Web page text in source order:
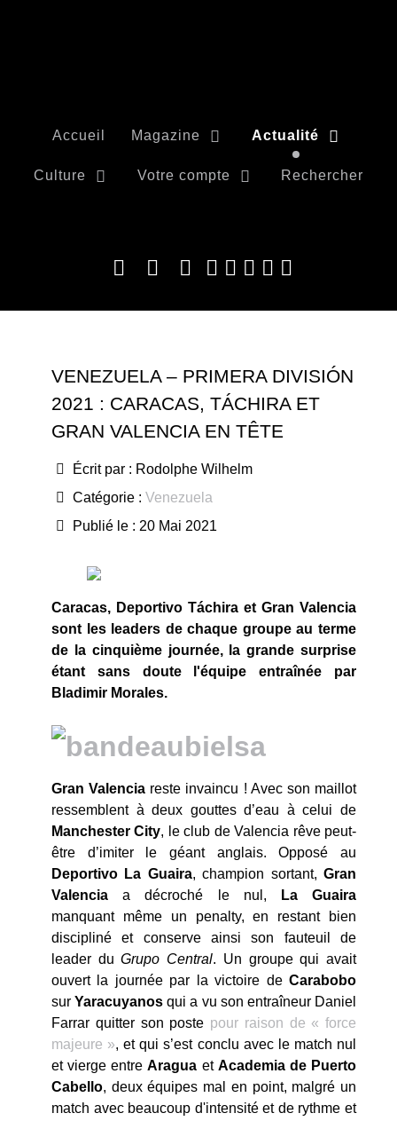
Accueil Magazine Actualité
Culture Votre compte Rechercher
VENEZUELA – PRIMERA DIVISIÓN
2021 : CARACAS, TÁCHIRA ET
GRAN VALENCIA EN TÊTE
Écrit par : Rodolphe Wilhelm
Catégorie : Venezuela
Publié le : 20 Mai 2021
Caracas, Deportivo Táchira et Gran Valencia
sont les leaders de chaque groupe au terme
de la cinquième journée, la grande surprise
étant sans doute l'équipe entraînée par
Bladimir Morales.
Gran Valencia reste invaincu ! Avec son maillot
ressemblent à deux gouttes d’eau à celui de
Manchester City, le club de Valencia rêve peut-
être d’imiter le géant anglais. Opposé au
Deportivo La Guaira, champion sortant,Gran
Valencia a décroché le nul,
La Guaira
manquant même un penalty, en restant bien
discipliné et conserve ainsi son fauteuil de
leader duGrupo Central. Un groupe qui avait
ouvert la journée par la victoire de Carabobo
surYaracuyanos qui a vu son entraîneur Daniel
Farrar quitter son poste pour raison de « force
majeure », et qui s’est conclu avec le match nul
et vierge entreAragua et Academia de Puerto
Cabello, deux équipes mal en point, malgré un
match avec beaucoup d'intensité et de rythme et